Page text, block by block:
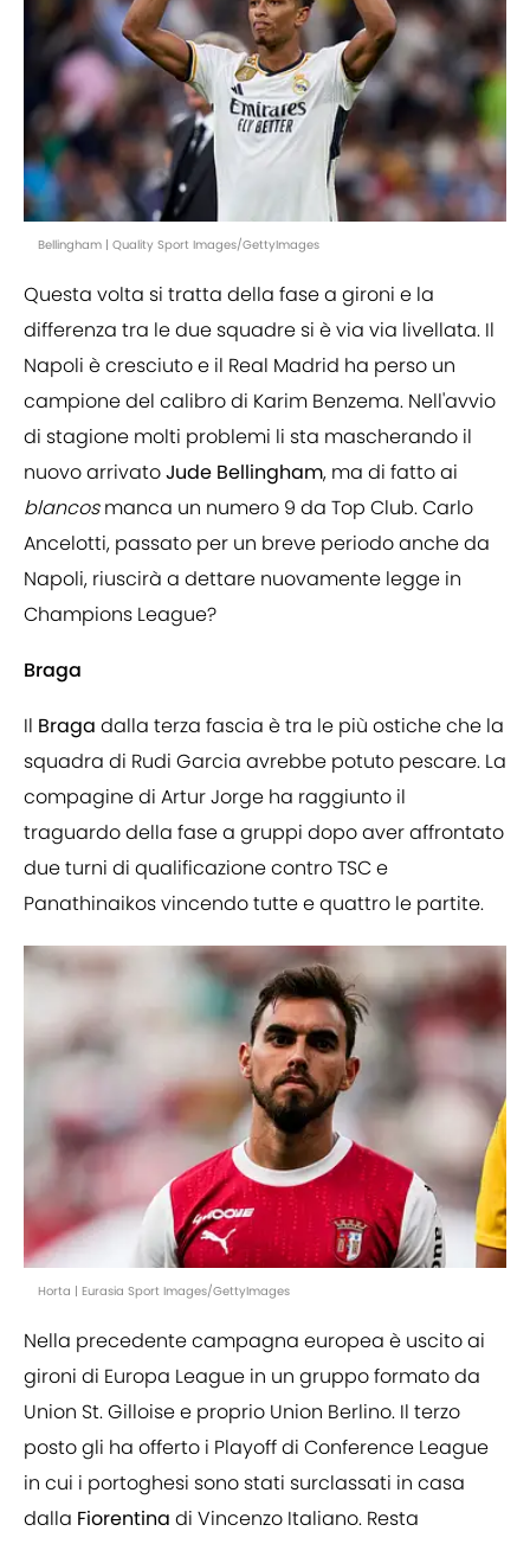
Bellingham | Quality Sport Images/GettyImages
Questa volta si tratta della fase a gironi e la
differenza tra le due squadre si è via via livellata. Il
Napoli è cresciuto e il Real Madrid ha perso un
campione del calibro di Karim Benzema. Nell'avvio
di stagione molti problemi li sta mascherando il
nuovo arrivatoJude Bellingham, ma di fatto ai
blancosmanca un numero 9 da Top Club. Carlo
Ancelotti, passato per un breve periodo anche da
Napoli, riuscirà a dettare nuovamente legge in
Champions League?
Braga
Il Braga dalla terza fascia è tra le più ostiche che la
squadra di Rudi Garcia avrebbe potuto pescare. La
compagine di Artur Jorge ha raggiunto il
traguardo della fase a gruppi dopo aver affrontato
due turni di qualificazione contro TSC e
Panathinaikos vincendo tutte e quattro le partite.
Horta | Eurasia Sport Images/GettyImages
Nella precedente campagna europea è uscito ai
gironi di Europa League in un gruppo formato da
Union St. Gilloise e proprio Union Berlino. Il terzo
posto gli ha offerto i Playoff di Conference League
in cui i portoghesi sono stati surclassati in casa
dalla Fiorentina di Vincenzo Italiano. Resta